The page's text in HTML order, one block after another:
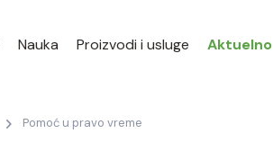
Nauka Proizvodi i usluge Aktuelno
Pomoć u pravo vreme